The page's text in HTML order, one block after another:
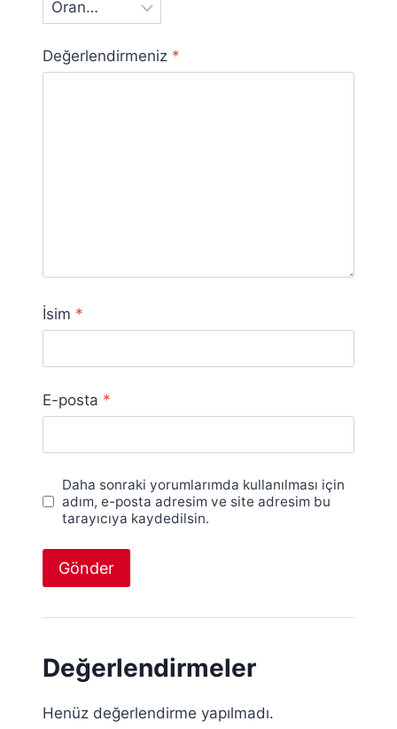
Değerlendirmeniz *
İsim *
E-posta *
Daha sonraki yorumlarımda kullanılması için
adım, e-posta adresim ve site adresim bu
tarayıcıya kaydedilsin.
Değerlendirmeler
Henüz değerlendirme yapılmadı.